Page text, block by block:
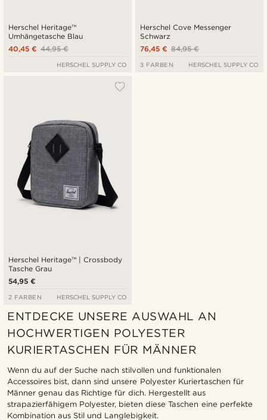
Herschel Heritage™
Umhängetasche Blau
44,95 €
40,45 €
HERSCHEL SUPPLY CO
Herschel Cove Messenger
Schwarz
84,95 €
76,45 €
3 FARBEN HERSCHEL SUPPLY CO
Herschel Heritage™ | Crossbody
Tasche Grau
54,95 €
2 FARBEN HERSCHEL SUPPLY CO
ENTDECKE UNSERE AUSWAHL AN
HOCHWERTIGEN POLYESTER
KURIERTASCHEN FÜR MÄNNER
Wenn du auf der Suche nach stilvollen und funktionalen
Accessoires bist, dann sind unsere Polyester Kuriertaschen für
Männer genau das Richtige für dich. Hergestellt aus
strapazierfähigem Polyester, bieten diese Taschen eine perfekte
Kombination aus Stil und Langlebigkeit.